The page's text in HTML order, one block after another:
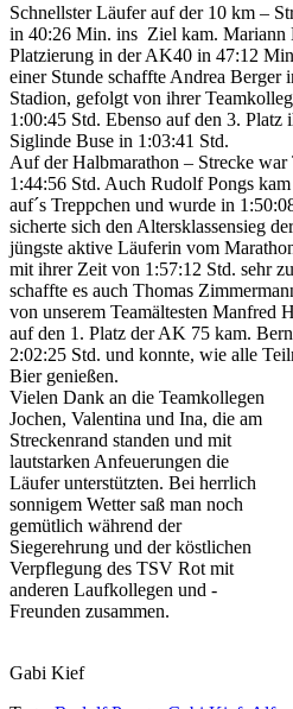
Schnellster Läufer auf der 10 km –
in 40:26 Min. ins Ziel kam. Mariann
Platzierung in der AK40 in 47:12
einer Stunde schaffte Andrea
Stadion, gefolgt von ihrer
1:00:45 Std. Ebenso auf den 3.
Siglinde Buse in 1:03:41 Std.
Auf der Halbmarathon – Strecke
1:44:56 Std. Auch Rudolf Pongs
auf´s Treppchen und wurde in
sicherte sich den Altersklassensieg
jüngste aktive Läuferin vom
mit ihrer Zeit von 1:57:12 Std. sehr
schaffte es auch Thomas
von unserem Teamältesten Manfred
auf den 1. Platz der AK 75 kam.
2:02:25 Std. und konnte, wie alle
Bier genießen.
Vielen Dank an die Teamkollegen
Jochen, Valentina und Ina, die am
Streckenrand standen und mit
lautstarken Anfeuerungen die
Läufer unterstützten. Bei herrlich
sonnigem Wetter saß man noch
gemütlich während der
Siegerehrung und der köstlichen
Verpflegung des TSV Rot mit
anderen Laufkollegen und -
Freunden zusammen.
Gabi Kief